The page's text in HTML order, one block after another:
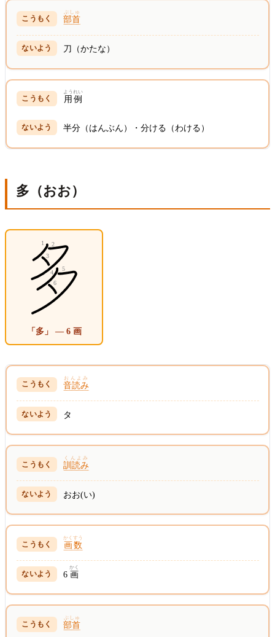
部首
ぶしゅ
刀（かたな）
用例
ようれい
半分（はんぶん）・分ける（わける）
多（おお）
「多」 — 6 画
音読み
おんよみ
タ
訓読み
くんよみ
おお(い)
画数
かくすう
6 画
かく
部首
ぶしゅ